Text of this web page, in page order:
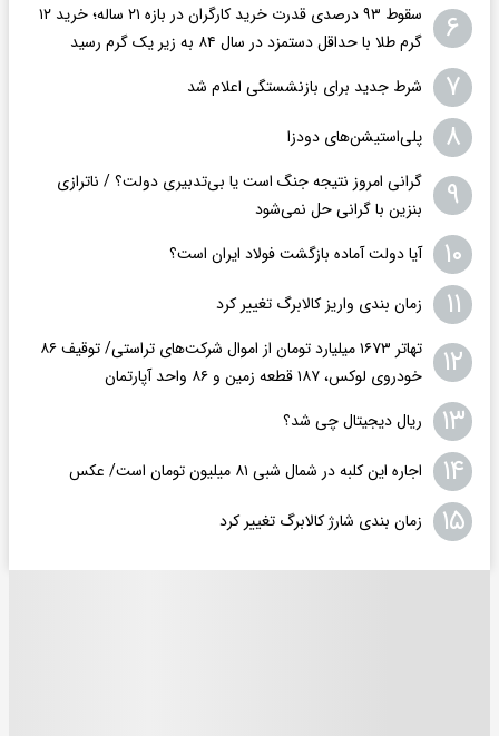
۶
سقوط ۹۳ درصدی قدرت خرید کارگران در بازه ۲۱ ساله؛ خرید ۱۲
گرم طلا با حداقل دستمزد در سال ۸۴ به زیر یک گرم رسید
۷ شرط جدید برای بازنشستگی اعلام شد
۸ پلی‌استیشن‌های دودزا
۹
گرانی امروز نتیجه جنگ است یا بی‌تدبیری دولت؟ / ناترازی
بنزین با گرانی حل نمی‌شود
۱۰ آیا دولت آماده بازگشت فولاد ایران است؟
۱۱ زمان بندی واریز کالابرگ تغییر کرد
۱۲
تهاتر ۱۶۷۳ میلیارد تومان از اموال شرکت‌های تراستی/ توقیف ۸۶
خودروی لوکس، ۱۸۷ قطعه زمین و ۸۶ واحد آپارتمان
۱۳ ریال دیجیتال چی شد؟
۱۴ اجاره این کلبه در شمال شبی ۸۱ میلیون تومان است/ عکس
۱۵ زمان بندی شارژ کالابرگ تغییر کرد